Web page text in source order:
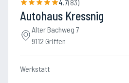
4.7(83)
Autohaus Kressnig
Alter Bachweg 7
9112 Griffen
Werkstatt